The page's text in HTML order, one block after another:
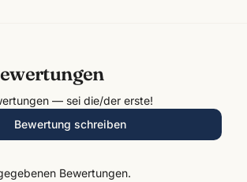
— sei die/der erste!
Bewertung schreiben
Bewertungen.